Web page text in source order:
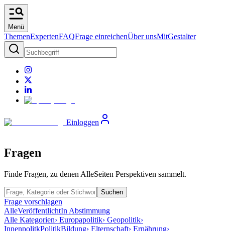
Menü
ThemenExpertenFAQFrage einreichenÜber unsMitGestalter
Einloggen
Fragen
Finde Fragen, zu denen AlleSeiten Perspektiven sammelt.
Suchen
Frage vorschlagen
AlleVeröffentlichtIn Abstimmung
Alle Kategorien› Europapolitik› Geopolitik›
InnenpolitkPolitikBildung› Elternschaft› Ernährung›